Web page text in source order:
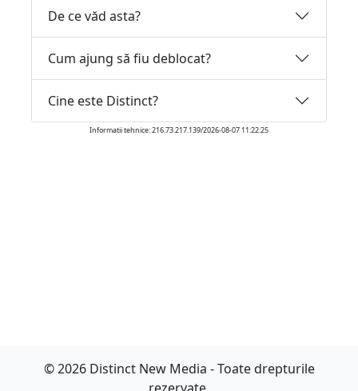
De ce văd asta?
Cum ajung să fiu deblocat?
Cine este Distinct?
Informatii tehnice: 216.73.217.139/2026-08-07 11:22:25
© 2026 Distinct New Media - Toate drepturile